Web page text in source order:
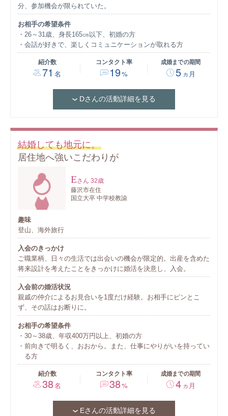
分、参加機会が限られていた。
お相手の希望条件
26～31歳、身長165㎝以下、初婚の方
会話が好きで、楽しくコミュニケーションが取れる方
紹介数
71 名
コンタクト率
19%
成婚までの期間
5 ヵ月
Dさんの活動詳細を見る
結婚しても地元に。
居住地へ強いこだわりが
Eさん 32歳
藤沢市在住
国立大卒 中学校教諭
趣味
登山、海外旅行
入会のきっかけ
ご職業柄、日々の生活では出会いの機会が限定的。出産を含めた
将来設計を考えたことをきっかけに婚活を決意し、入会。
入会前の婚活状況
親戚の仲介によるお見合いを1度だけ経験。お相手にピンとこ
ず、その話はお断りに。
お相手の希望条件
30～38歳、年収400万円以上、初婚の方
前向きで明るく、おおから。また、仕事にやりがいを持ってい
る方
紹介数
38名
コンタクト率
38%
成婚までの期間
4 ヵ月
Eさんの活動詳細を見る